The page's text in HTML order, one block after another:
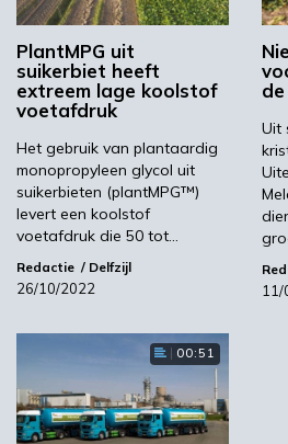
de resultaten van het
(directe verwerking van
Betaprocess) en is er een
Chris de Visser (WUR/
(TKI Agrifood/TKI BBE) en
(DSD/IST) over de
project om vanuit de
relatief simpel proces de
vergroenen.
Deelname is gratis, maar
informatie.
Beeld: igorstevanovic/
Zie ook:
PlantMPG uit
suikerbiet heeft
extreem lage koolstof
voetafdruk
Het gebruik van plantaardig
monopropyleen glycol uit
suikerbieten (plantMPG™)
levert een koolstof
voetafdruk die 50 tot…
Redactie Delfzijl
26/10/2022
Uit
11/
00:51